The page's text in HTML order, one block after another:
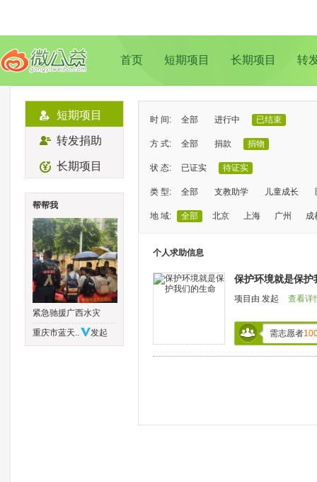
首页 短期项目 长期项目 转
短期项目
转发捐助
长期项目
帮帮我
紧急驰援广西水灾
重庆市蓝天..
发起
时 间: 全部 进行中 已结束
方 式: 全部 捐款 捐物
状 态: 已证实 待证实
类 型: 全部 支教助学 儿童成长
地 域: 全部 北京 上海 广州 成
个人求助信息
保护环境就是保护
项目由 发起 查看详
需志愿者